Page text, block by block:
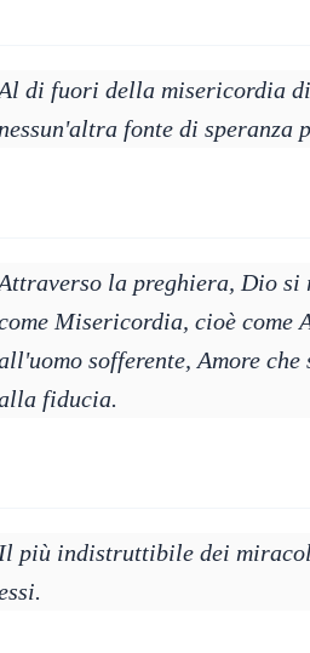
di fuori della misericordia
fonte di speranza
la preghiera, Dio
Misericordia, cioè come
sofferente, Amore
fiducia.
più indistruttibile dei